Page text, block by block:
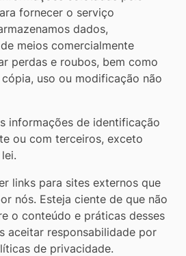
fornecer o serviço
dados,
meios comercialmente
perdas e roubos, bem como
uso ou modificação não
informações de identificação
ou com terceiros, exceto
links para sites externos que
nós. Esteja ciente de que não
o conteúdo e práticas desses
aceitar responsabilidade por
de privacidade.